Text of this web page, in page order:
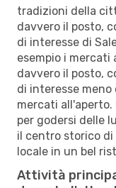
tradizioni della
davvero il posto,
di interesse di
esempio i mercati
davvero il posto,
di interesse meno
mercati
per godersi delle
il centro storico di
locale in un bel
Attività